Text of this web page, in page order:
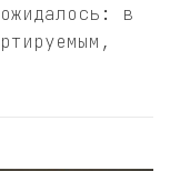
в